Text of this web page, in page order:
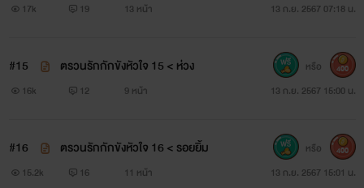
17k 19 13 หน้า 13 ก.ย. 2567 07:18 น.
#15 ตรวนรักกักขังหัวใจ 15 < ห่วง
16k 12 9 หน้า 13 ก.ย. 2567 15:00 น.
หรือ 400
#16 ตรวนรักกักขังหัวใจ 16 < รอยยิ้ม
15.2k 16 11 หน้า 13 ก.ย. 2567 15:01 น.
หรือ 400